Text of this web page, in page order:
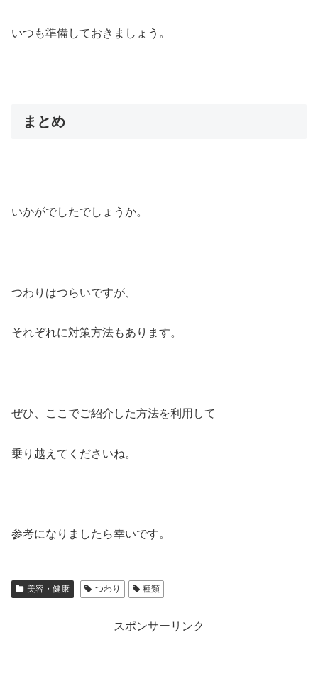
いつも準備しておきましょう。
まとめ
いかがでしたでしょうか。
つわりはつらいですが、
それぞれに対策方法もあります。
ぜひ、ここでご紹介した方法を利用して
乗り越えてくださいね。
参考になりましたら幸いです。
美容・健康 つわり 種類
スポンサーリンク